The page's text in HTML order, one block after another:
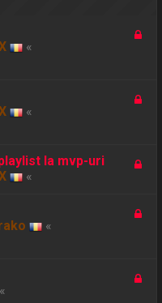
«
«
la mvp-uri
«
«
«